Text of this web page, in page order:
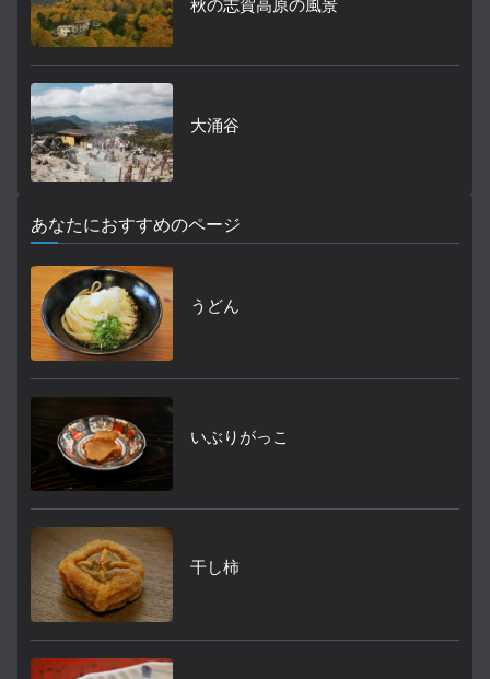
秋の志賀高原の風景
大涌谷
あなたにおすすめのページ
うどん
いぶりがっこ
干し柿